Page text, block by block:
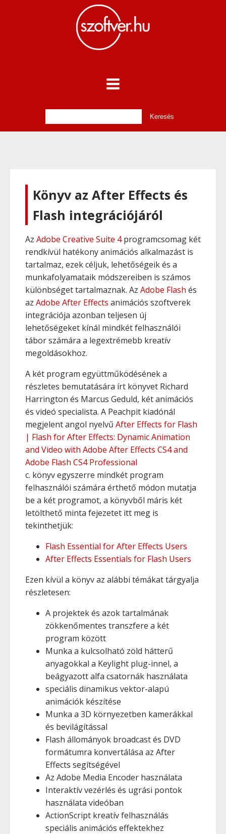
Könyv az After Effects és
Flash integrációjáról
Az Adobe Creative Suite 4programcsomag két
rendkívül hatékony animációs alkalmazást is
tartalmaz, ezek céljuk, lehetőségeik és a
munkafolyamataik módszereiben is számos
különbséget tartalmaznak. Az Adobe Flash és
az Adobe After Effects animációs szoftverek
integrációja azonban teljesen új
lehetőségeket kínál mindkét felhasználói
tábor számára a legextrémebb kreatív
megoldásokhoz.
A két program együttműködésének a
részletes bemutatására írt könyvet Richard
Harrington és Marcus Geduld, két animációs
és videó specialista. A Peachpit kiadónál
megjelent angol nyelvű After Effects for Flash
| Flash for After Effects: Dynamic Animation
and Video with Adobe After Effects CS4 and
Adobe Flash CS4 Professional
c. könyv egyszerre mindkét program
felhasználói számára érthető módon mutatja
be a két programot, a könyvből máris két
letölthető minta fejezetet itt meg is
tekinthetjük:
Flash Essential for After Effects Users
After Effects Essentials for Flash Users
Ezen kívül a könyv az alábbi témákat tárgyalja
részletesen:
A projektek és azok tartalmának
zökkenőmentes transzfere a két
program között
Munka a kulcsolható zöld hátterű
anyagokkal a Keylight plug-innel, a
beágyazott alfa csatornák használata
speciális dinamikus vektor-alapú
animációk készítése
Munka a 3D környezetben kamerákkal
és bevilágítással
Flash állományok broadcast és DVD
formátumra konvertálása az After
Effects segítségével
Az Adobe Media Encoder használata
Interaktív vezérlés és ugrási pontok
használata videóban
ActionScript kreatív felhasználás
speciális animációs effektekhez